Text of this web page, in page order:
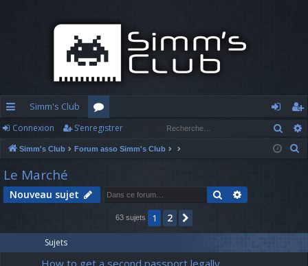
cc
ès
ra
pi
Simm's Club
or
u
o
n
’e
nr
Connexion S’enregistrer
Simm's Club Forum asso Simm's Club
h
Le Marché
Nouveau sujet Rechercher
63 sujets 1 2
Sujets
How to get a second passport legally